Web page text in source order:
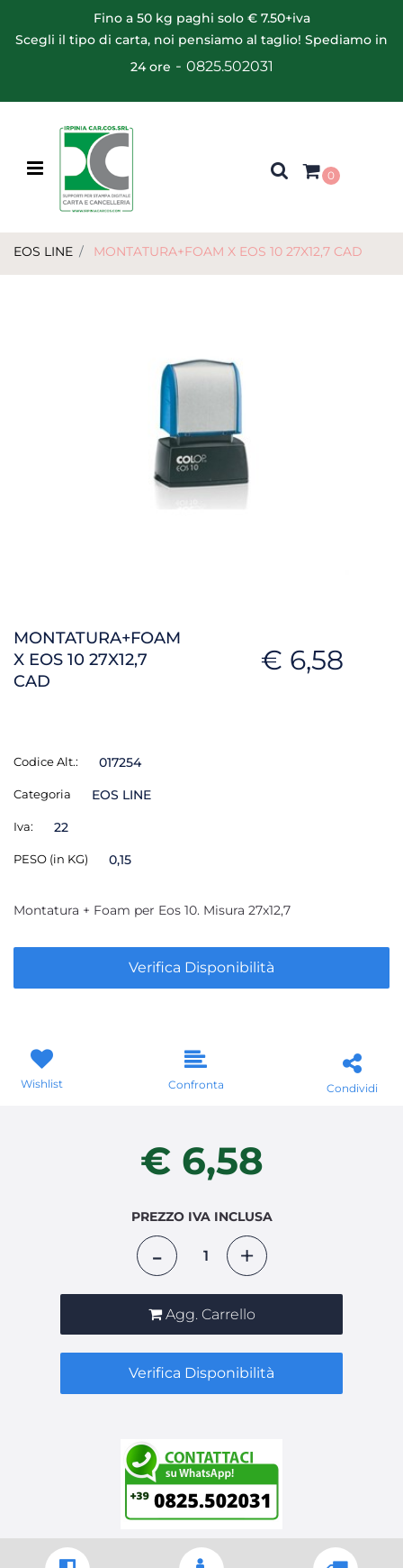
Fino a 50 kg paghi solo € 7.50+iva
Scegli il tipo di carta, noi pensiamo al taglio! Spediamo in
24 ore - 0825.502031
Open menu
0
EOS LINE MONTATURA+FOAM X EOS 10 27X12,7 CAD
MONTATURA+FOAM
X EOS 10 27X12,7
CAD
€ 6,58
Codice Alt.: 017254
Categoria EOS LINE
Iva: 22
PESO (in KG) 0,15
Montatura + Foam per Eos 10. Misura 27x12,7
Verifica Disponibilità
Wishlist Confronta Condividi
€ 6,58
PREZZO IVA INCLUSA
Agg. Carrello
Verifica Disponibilità